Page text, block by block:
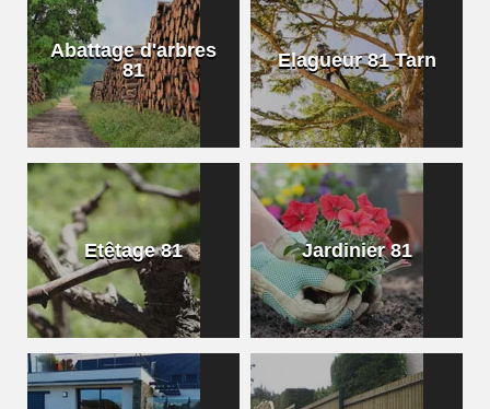
Abattage d'arbres
81
Elagueur 81 Tarn
Etêtage 81 Jardinier 81